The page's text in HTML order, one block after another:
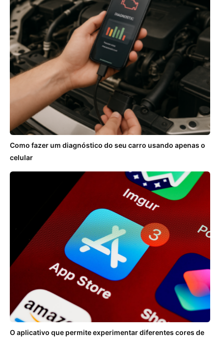
Como fazer um diagnóstico do seu carro usando apenas o
celular
O aplicativo que permite experimentar diferentes cores de